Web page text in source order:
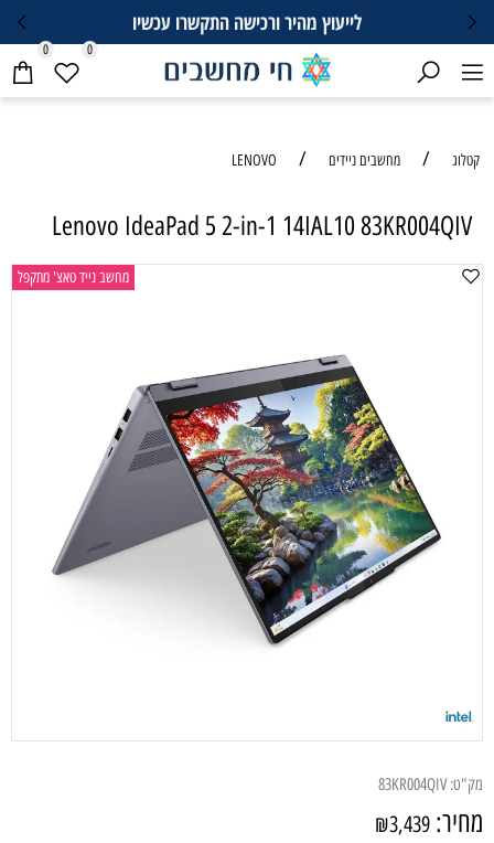
לייעוץ מהיר ורכישה התקשרו עכשיו
0 0
קטלוג / מחשבים ניידים /
LENOVO
Lenovo IdeaPad 5 2-in-1 14IAL10 83KR004QIV
מחשב נייד טאצ' מתקפל
מק"ט: 83KR004QIV
מחיר: ₪3,439